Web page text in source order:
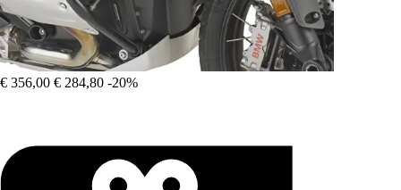
€ 356,00 € 284,80 -20%